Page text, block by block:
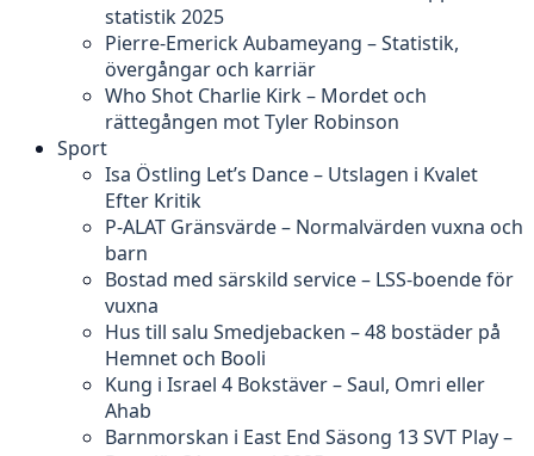
statistik 2025
Pierre-Emerick Aubameyang – Statistik,
övergångar och karriär
Who Shot Charlie Kirk – Mordet och
rättegången mot Tyler Robinson
Sport
Isa Östling Let’s Dance – Utslagen i Kvalet
Efter Kritik
P-ALAT Gränsvärde – Normalvärden vuxna och
barn
Bostad med särskild service – LSS-boende för
vuxna
Hus till salu Smedjebacken – 48 bostäder på
Hemnet och Booli
Kung i Israel 4 Bokstäver – Saul, Omri eller
Ahab
Barnmorskan i East End Säsong 13 SVT Play –